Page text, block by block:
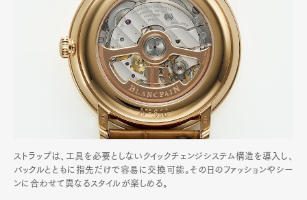
ストラップは、工具を必要としないクイックチェンジシステム構造を導入し、
バックルとともに指先だけで容易に交換可能。その日のファッションやシー
ンに合わせて異なるスタイルが楽しめる。